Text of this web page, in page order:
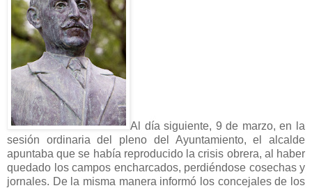
Al día siguiente, 9 de marzo, en la
sesión ordinaria del pleno del Ayuntamiento, el alcalde
apuntaba que se había reproducido la crisis obrera, al haber
quedado los campos encharcados, perdiéndose cosechas y
jornales. De la misma manera informó los concejales de los